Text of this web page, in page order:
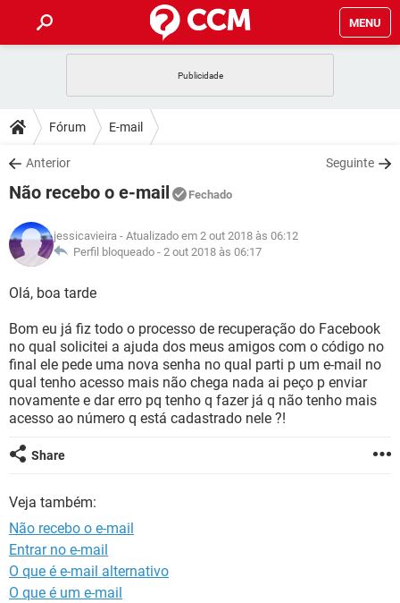
MENU
CELULAR
OUTLOOK
INSTAGRAM GMAIL
GUIA DE COMPRAS
DICAS
JOGOS
INSTAGRAM GMAIL
GUIA DE COMPRAS
DOWNLOADS
JOGOS WHATSAPP
CELULAR
OUTLOOK EXCEL
INSTAGRAM
JOGOS WHATSAPP
CELULAR
OUTLOOK
INSTAGRAM GMAIL
GUIA DE COMPRAS
GLOSSÁRIO
JOGOS
OUTLOOK EXCEL
INSTAGRAM GMAIL
GUIA DE COMPRAS
Fórum E-mail
Anterior Seguinte
Não recebo o e-mail Fechado
jessicavieira - Atualizado em 2 out 2018 às 06:12
Perfil bloqueado - 2 out 2018 às 06:17
Olá, boa tarde
Bom eu já fiz todo o processo de recuperação do Facebook
no qual solicitei a ajuda dos meus amigos com o código no
final ele pede uma nova senha no qual parti p um e-mail no
qual tenho acesso mais não chega nada ai peço p enviar
novamente e dar erro pq tenho q fazer já q não tenho mais
acesso ao número q está cadastrado nele ?!
Share
Veja também:
Não recebo o e-mail
Entrar no e-mail
O que é e-mail alternativo
O que é um e-mail